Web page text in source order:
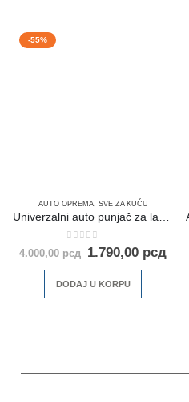
-55%
AUTO OPREMA, SVE ZA KUĆU
Univerzalni auto punjač za laptop 120W
out of 5
4.000,00рсд 1.790,00 рсд
DODAJ U KORPU